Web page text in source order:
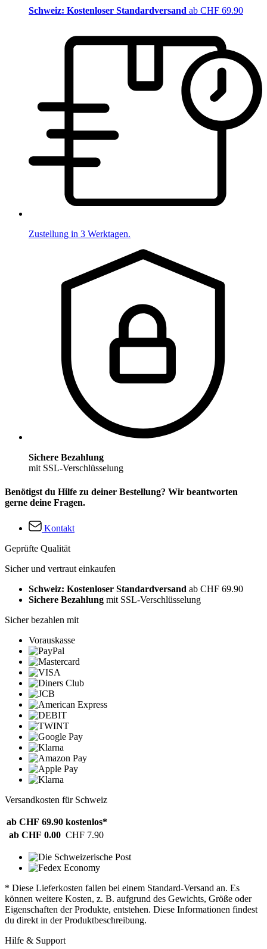
Schweiz: Kostenloser Standardversand ab CHF 69.90
Zustellung in 3 Werktagen.
Sichere Bezahlung
mit SSL-Verschlüsselung
Benötigst du Hilfe zu deiner Bestellung? Wir beantworten
gerne deine Fragen.
Kontakt
Geprüfte Qualität
Sicher und vertraut einkaufen
Schweiz: Kostenloser Standardversand ab CHF 69.90
Sichere Bezahlung mit SSL-Verschlüsselung
Sicher bezahlen mit
Vorauskasse
Versandkosten für Schweiz
ab CHF 69.90 kostenlos*
ab CHF 0.00 CHF 7.90
* Diese Lieferkosten fallen bei einem Standard-Versand an. Es
können weitere Kosten, z. B. aufgrund des Gewichts, Größe oder
Eigenschaften der Produkte, entstehen. Diese Informationen findest
du direkt in der Produktbeschreibung.
Hilfe & Support